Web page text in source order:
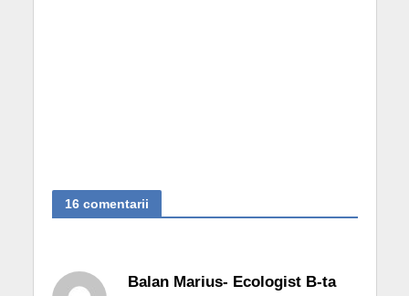
16 comentarii
Balan Marius- Ecologist B-ta